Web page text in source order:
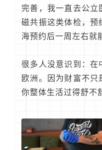
完善，我一直去公立
磁共振这类体检，预
海预约后一周左右就
很多人没意识到：在
欧洲。因为财富不只
你整体生活过得舒不